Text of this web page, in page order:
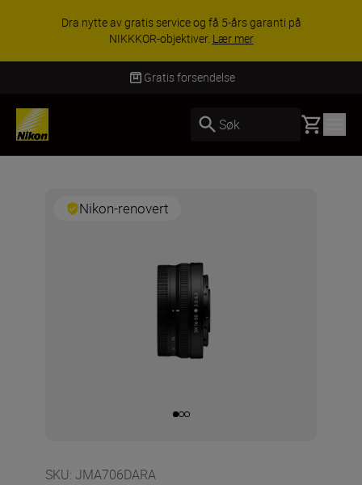
Dra nytte av gratis service og få 5-års garanti på
NIKKKOR-objektiver. Lær mer
Gratis forsendelse
Søk Basket
Nikon-renovert
SKU: JMA706DARA